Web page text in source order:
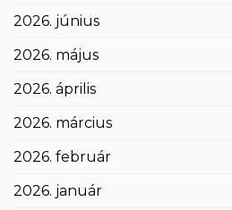
2026. június
2026. május
2026. április
2026. március
2026. február
2026. január